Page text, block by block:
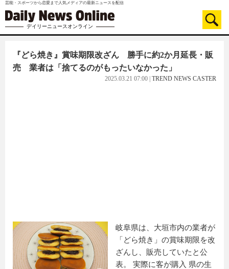
芸能・スポーツから恋愛まで人気メディアの最新ニュースを配信
デイリーニュースオンライン
『どら焼き』賞味期限改ざん 勝手に約2か月延長・販
売 業者は「捨てるのがもったいなかった」
2025.03.21 07:00 TREND NEWS CASTER
岐阜県は、大垣市内の業者が
「どら焼き」の賞味期限を改
ざんし、販売していたと公
表。 実際に客が購入 県の生